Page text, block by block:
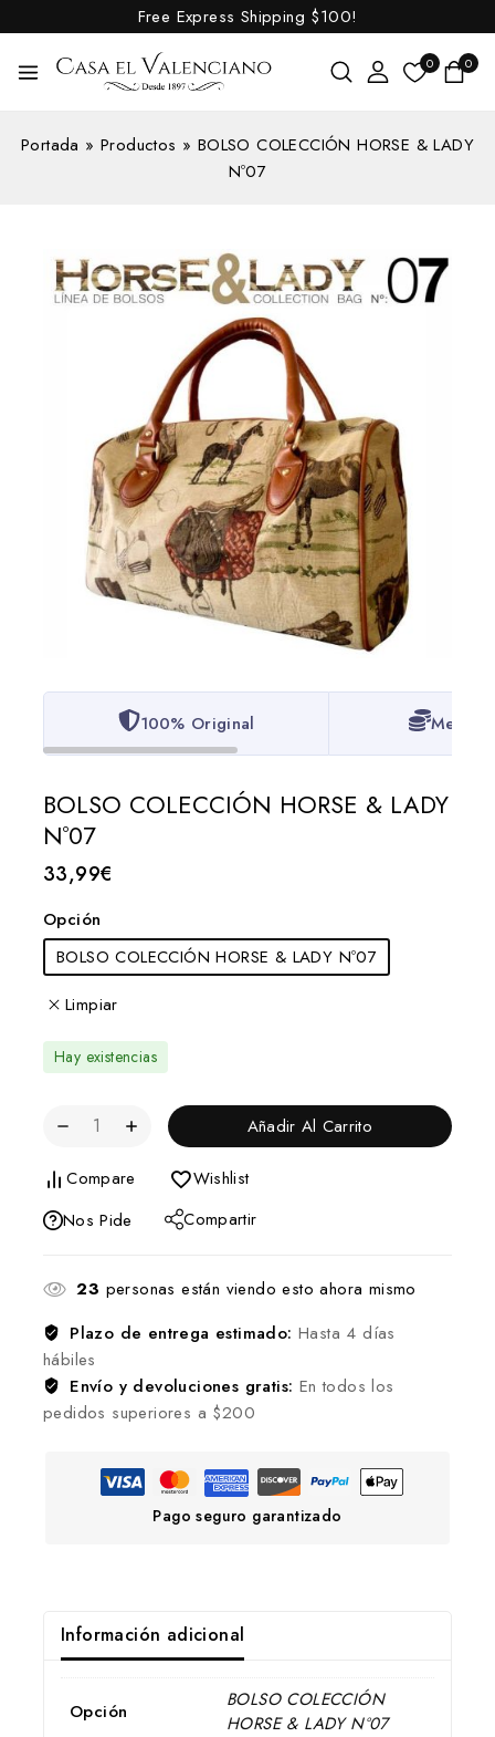
Free Express Shipping $100!
0 0
Portada » Productos » BOLSO COLECCIÓN HORSE & LADY
Nº07
100% Original Mejor
BOLSO COLECCIÓN HORSE & LADY
Nº07
33,99€
Opción
BOLSO COLECCIÓN HORSE & LADY Nº07
Limpiar
Hay existencias
Añadir Al Carrito
Compare
Wishlist
Nos Pide
Compartir
23 personas están viendo esto ahora mismo
Plazo de entrega estimado: Hasta 4 días
hábiles
Envío y devoluciones gratis: En todos los
pedidos superiores a $200
Pago seguro garantizado
Información adicional
Opción
BOLSO COLECCIÓN
HORSE & LADY Nº07